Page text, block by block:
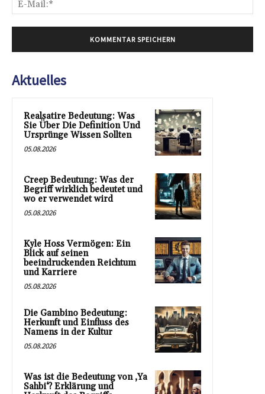
Aktuelles
Realsatire Bedeutung: Was
Sie Über Die Definition Und
Ursprünge Wissen Sollten
05.08.2026
Creep Bedeutung: Was der
Begriff wirklich bedeutet und
wo er verwendet wird
05.08.2026
Kyle Hoss Vermögen: Ein
Blick auf seinen
beeindruckenden Reichtum
und Karriere
05.08.2026
Die Gambino Bedeutung:
Herkunft und Einfluss des
Namens in der Kultur
05.08.2026
Was ist die Bedeutung von ‚Ya
Sahbi‘? Erklärung und